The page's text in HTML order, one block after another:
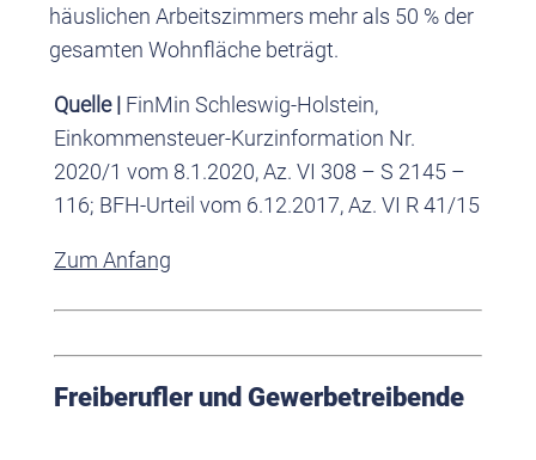
häuslichen Arbeitszimmers mehr als 50 % der
gesamten Wohnfläche beträgt.
Quelle | FinMin Schleswig-Holstein,
Einkommensteuer-Kurzinformation Nr.
2020/1 vom 8.1.2020, Az. VI 308 – S 2145 –
116; BFH-Urteil vom 6.12.2017, Az. VI R 41/15
Zum Anfang
Freiberufler und Gewerbetreibende